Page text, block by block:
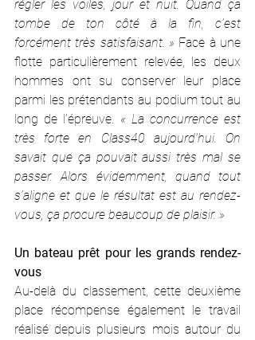
régler les voiles, jour et nuit. Quand ça
tombe de ton côté à la fin, c’est
forcément très satisfaisant. » Face à une
flotte particulièrement relevée, les deux
hommes ont su conserver leur place
parmi les prétendants au podium tout au
long de l’épreuve. « La concurrence est
très forte en Class40 aujourd’hui. On
savait que ça pouvait aussi très mal se
passer. Alors évidemment, quand tout
s’aligne et que le résultat est au rendez-
vous, ça procure beaucoup de plaisir. »
Un bateau prêt pour les grands rendez-
vous
Au-delà du classement, cette deuxième
place récompense également le travail
réalisé depuis plusieurs mois autour du